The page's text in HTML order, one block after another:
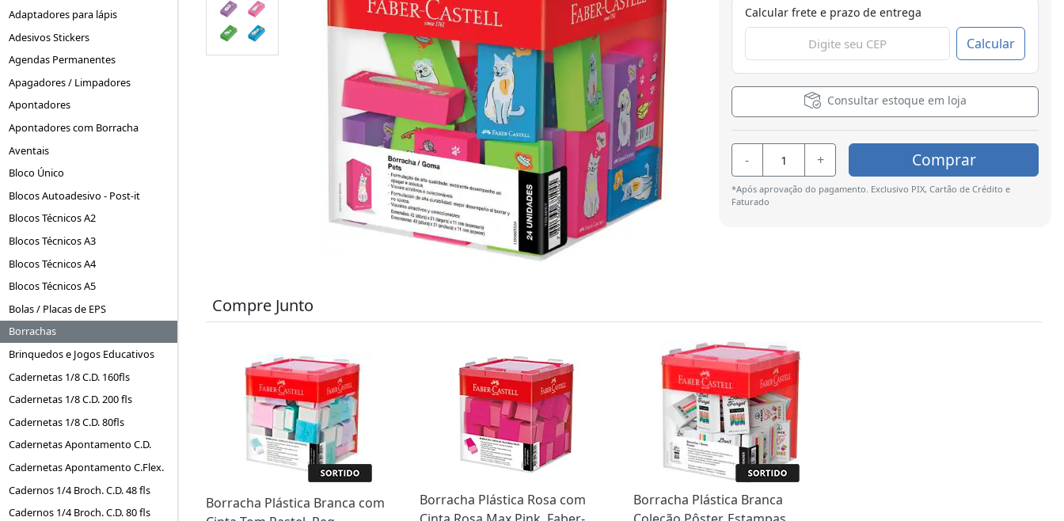
Adaptadores para lápis
Adesivos Stickers
Agendas Permanentes
Apagadores / Limpadores
Apontadores
Apontadores com Borracha
Aventais
Bloco Único
Blocos Autoadesivo - Post-it
Blocos Técnicos A2
Blocos Técnicos A3
Blocos Técnicos A4
Blocos Técnicos A5
Bolas / Placas de EPS
Borrachas
Brinquedos e Jogos Educativos
Cadernetas 1/8 C.D. 160fls
Cadernetas 1/8 C.D. 200 fls
Cadernetas 1/8 C.D. 80fls
Cadernetas Apontamento C.D.
Cadernetas Apontamento C.Flex.
Cadernos 1/4 Broch. C.D. 48 fls
Cadernos 1/4 Broch. C.D. 80 fls
Calcular frete e prazo de entrega
Calcular
Consultar estoque em loja
- + Comprar
*Após aprovação do pagamento. Exclusivo PIX, Cartão de Crédito e
Faturado
Compre Junto
Borracha Plástica Branca com
Borracha Plástica Rosa com
Borracha Plástica Branca